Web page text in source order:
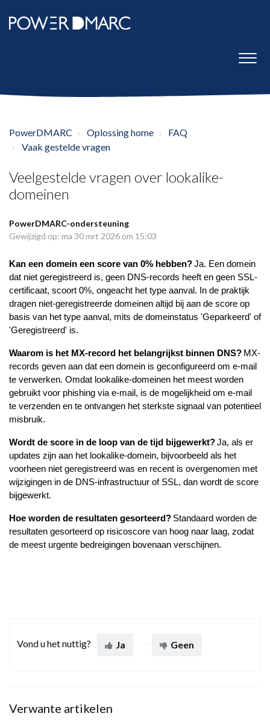
PowerDMARC Oplossing home
FAQ
Vaak gestelde vragen
Veelgestelde vragen over lookalike-
domeinen
PowerDMARC-ondersteuning
Gewijzigd op: ma 30 mrt 2026 om 15:03
Kan een domein een score van 0% hebben?Ja. Een domein
dat niet geregistreerd is, geen DNS-records heeft en geen SSL-
certificaat, scoort 0%, ongeacht het type aanval. In de praktijk
dragen niet-geregistreerde domeinen altijd bij aan de score op
basis van het type aanval, mits de domeinstatus 'Geparkeerd' of
'Geregistreerd' is.
Waarom is het MX-record het belangrijkst binnen DNS? MX-
records geven aan dat een domein is geconfigureerd om e-mail
te verwerken. Omdat lookalike-domeinen het meest worden
gebruikt voor phishing via e-mail, is de mogelijkheid om e-mail
te verzenden en te ontvangen het sterkste signaal van potentieel
misbruik.
Wordt de score in de loop van de tijd bijgewerkt?Ja, als er
updates zijn aan het lookalike-domein, bijvoorbeeld als het
voorheen niet geregistreerd was en recent is overgenomen met
wijzigingen in de DNS-infrastructuur of SSL, dan wordt de score
bijgewerkt.
Hoe worden de resultaten gesorteerd? Standaard worden de
resultaten gesorteerd op risicoscore van hoog naar laag, zodat
de meest urgente bedreigingen bovenaan verschijnen.
Vond u het nuttig? Ja Geen
Verwante artikelen